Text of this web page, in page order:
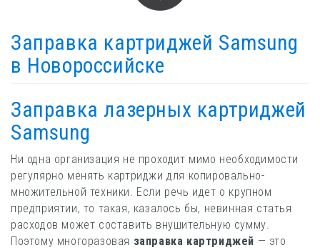
Заправка картриджей Samsung
в Новороссийске
Заправка лазерных картриджей
Samsung
Ни одна организация не проходит мимо необходимости
регулярно менять картриджи для копировально-
множительной техники. Если речь идет о крупном
предприятии, то такая, казалось бы, невинная статья
расходов может составить внушительную сумму.
Поэтому многоразовая заправка картриджей — это